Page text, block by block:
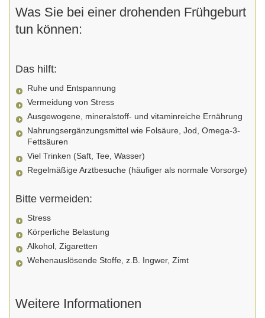
Was Sie bei einer drohenden Frühgeburt
tun können:
Das hilft:
Ruhe und Entspannung
Vermeidung von Stress
Ausgewogene, mineralstoff- und vitaminreiche Ernährung
Nahrungsergänzungsmittel wie Folsäure, Jod, Omega-3-
Fettsäuren
Viel Trinken (Saft, Tee, Wasser)
Regelmäßige Arztbesuche (häufiger als normale Vorsorge)
Bitte vermeiden:
Stress
Körperliche Belastung
Alkohol, Zigaretten
Wehenauslösende Stoffe, z.B. Ingwer, Zimt
Weitere Informationen